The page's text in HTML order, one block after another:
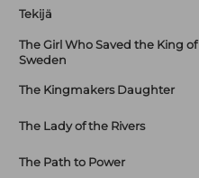
Tekijä
The Girl Who Saved the King of
Sweden
The Kingmakers Daughter
The Lady of the Rivers
The Path to Power